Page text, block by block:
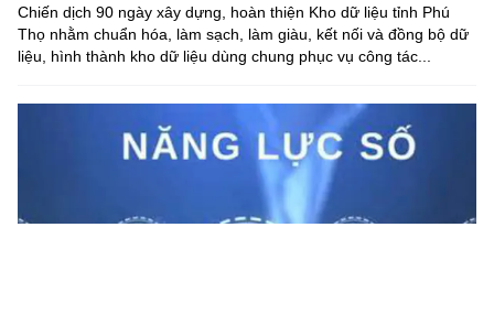
Chiến dịch 90 ngày xây dựng, hoàn thiện Kho dữ liệu tỉnh Phú
Thọ nhằm chuẩn hóa, làm sạch, làm giàu, kết nối và đồng bộ dữ
liệu, hình thành kho dữ liệu dùng chung phục vụ công tác...